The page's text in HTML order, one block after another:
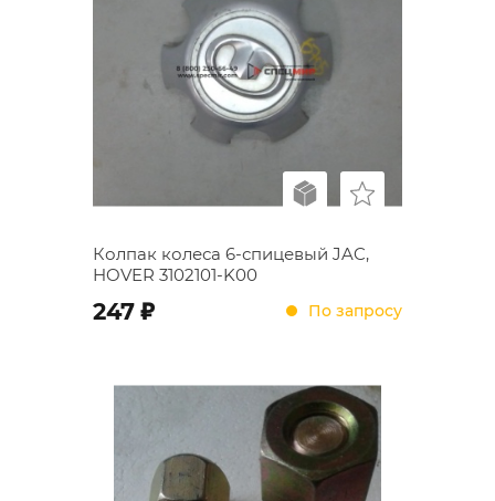
Колпак колеса 6-спицевый JAC,
HOVER 3102101-K00
247 ; По запросу